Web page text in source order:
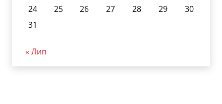
24
25 26 27 28 29
30
31
« Лип